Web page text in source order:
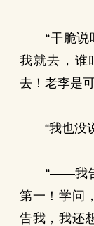
“干脆说吧
我就去，谁
去！老李是
“我也没说
“——我告
第一！学问
告我，我还